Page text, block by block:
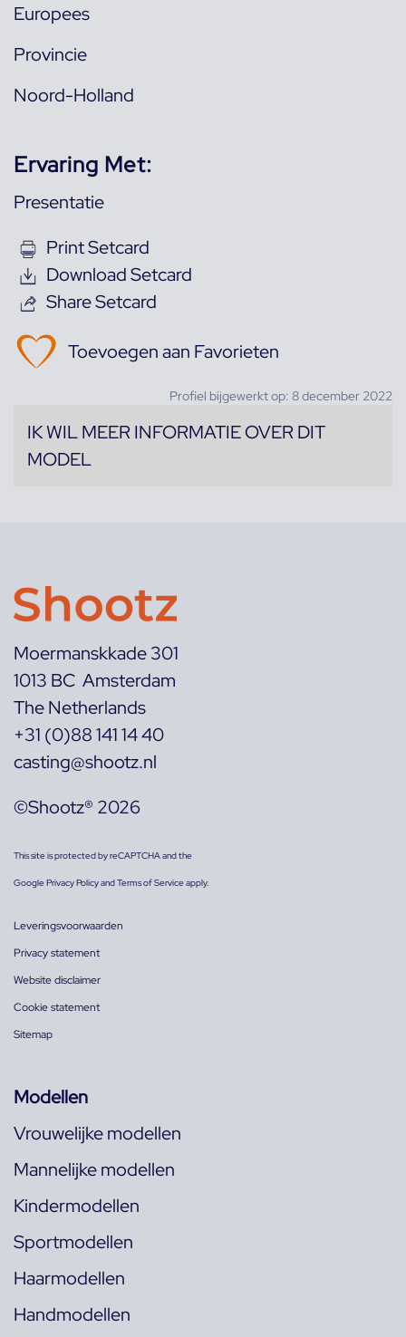
Europees
Provincie
Noord-Holland
Ervaring Met:
Presentatie
Print Setcard
Download Setcard
Share Setcard
Toevoegen aan Favorieten
Profiel bijgewerkt op: 8 december 2022
IK WIL MEER INFORMATIE OVER DIT
MODEL
Moermanskkade 301
1013 BC Amsterdam
The Netherlands
+31 (0)88 141 14 40
casting@shootz.nl
©Shootz® 2026
This site is protected by reCAPTCHA and the
GooglePrivacy PolicyandTerms of Serviceapply.
Leveringsvoorwaarden
Privacy statement
Website disclaimer
Cookie statement
Sitemap
Modellen
Vrouwelijke modellen
Mannelijke modellen
Kindermodellen
Sportmodellen
Haarmodellen
Handmodellen